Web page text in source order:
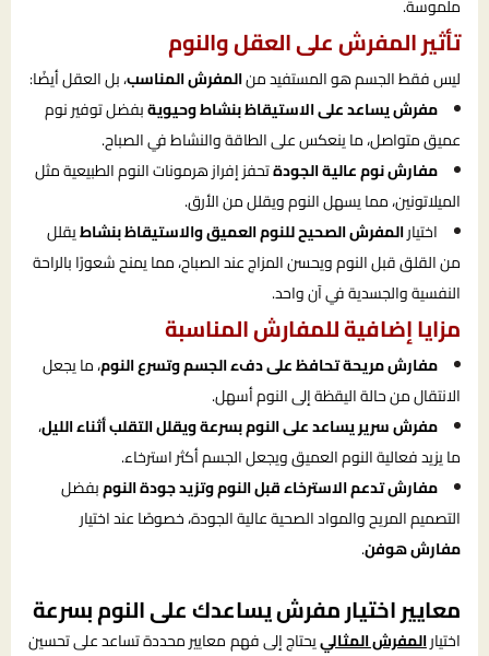
ملموسة.
تأثير المفرش على العقل والنوم
ليس فقط الجسم هو المستفيد منالمفرش المناسب، بل العقل أيضًا:
مفرش يساعد على الاستيقاظ بنشاط وحيويةبفضل توفير نوم
عميق متواصل، ما ينعكس على الطاقة والنشاط في الصباح.
مفارش نوم عالية الجودةتحفز إفراز هرمونات النوم الطبيعية مثل
الميلاتونين، مما يسهل النوم ويقلل من الأرق.
اختيارالمفرش الصحيح للنوم العميق والاستيقاظ بنشاطيقلل
من القلق قبل النوم ويحسن المزاج عند الصباح، مما يمنح شعورًا بالراحة
النفسية والجسدية في آن واحد.
مزايا إضافية للمفارش المناسبة
مفارش مريحة تحافظ على دفء الجسم وتسرع النوم، ما يجعل
الانتقال من حالة اليقظة إلى النوم أسهل.
مفرش سرير يساعد على النوم بسرعة ويقلل التقلب أثناء الليل،
ما يزيد فعالية النوم العميق ويجعل الجسم أكثر استرخاء.
مفارش تدعم الاسترخاء قبل النوم وتزيد جودة النومبفضل
التصميم المريح والمواد الصحية عالية الجودة، خصوصًا عند اختيار
مفارش هوفن.
معايير اختيار مفرش يساعدك على النوم بسرعة
اختيارالمفرش المثالييحتاج إلى فهم معايير محددة تساعد على تحسين